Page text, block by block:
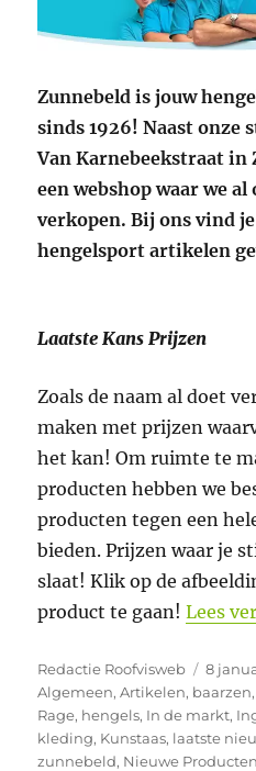
Zunnebeld is jouw
sinds 1926! Naast onze
Van Karnebeekstraat in
een webshop waar we
verkopen. Bij ons vind
hengelsport artikelen
Laatste Kans Prijzen
Zoals de naam al doet
maken met prijzen
het kan! Om ruimte te
producten hebben we
producten tegen een
bieden. Prijzen waar je
slaat! Klik op de
product te gaan!Lees
Auteur
Redactie Roofvisweb
op
8
Algemeen,Artikelen, baarzen,
Rage, hengels, In de markt,
kleding, Kunstaas, laatste
zunnebeld, Nieuwe Producten